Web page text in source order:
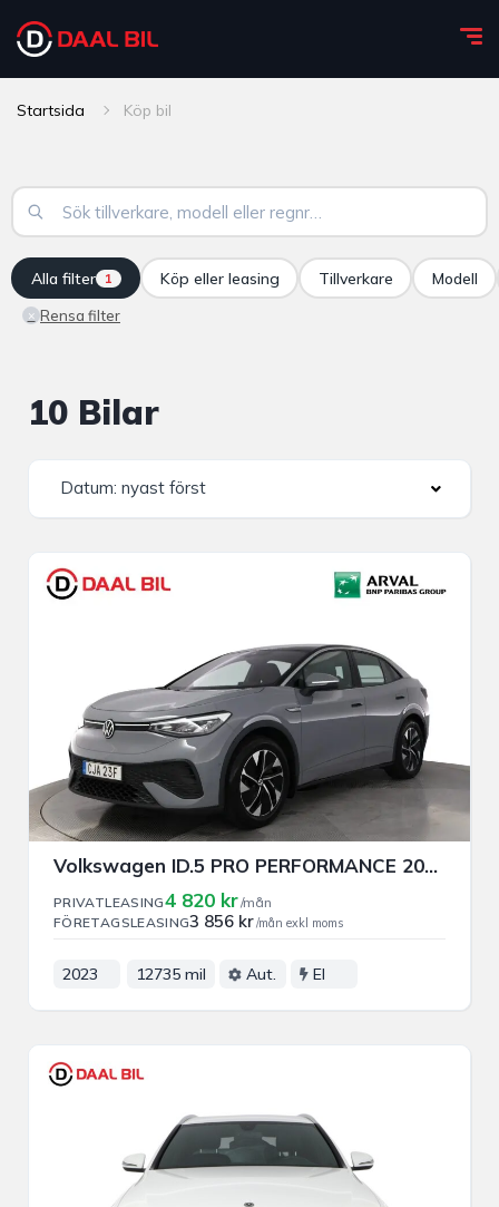
Startsida Köp bil
Alla filter 1
× Rensa filter
Köp eller leasing Tillverkare Modell
10 Bilar
Datum: nyast först
Volkswagen ID.5 PRO PERFORMANCE 204HK 82kWh PRIVAT/FÖRETAGSLEASING
PRIVATLEASING4 820 kr/mån
FÖRETAGSLEASING3 856 kr/mån exkl moms
2023 12735 mil Aut. El